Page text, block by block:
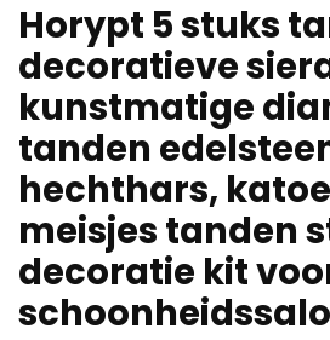
Horypt 5 stuks
decoratieve
kunstmatige
tanden
hechthars,
meisjes tanden
decoratie kit